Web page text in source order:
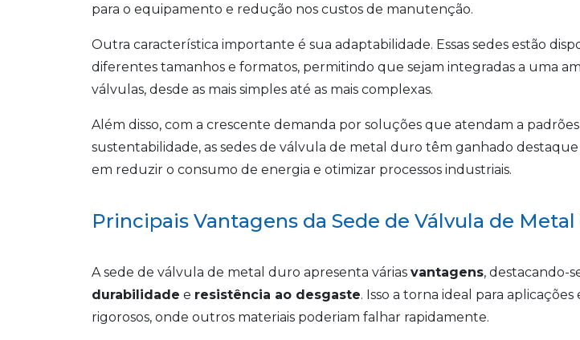
para o equipamento e redução nos custos de manutenção.
Outra característica importante é sua adaptabilidade. Essas sedes estão
diferentes tamanhos e formatos, permitindo que sejam integradas a uma
válvulas, desde as mais simples até as mais complexas.
Além disso, com a crescente demanda por soluções que atendam a
sustentabilidade, as sedes de válvula de metal duro têm ganhado destaque
em reduzir o consumo de energia e otimizar processos industriais.
Principais Vantagens da Sede de Válvula de
A sede de válvula de metal duro apresenta várias vantagens, destacando-
durabilidade e resistência ao desgaste. Isso a torna ideal para
rigorosos, onde outros materiais poderiam falhar rapidamente.